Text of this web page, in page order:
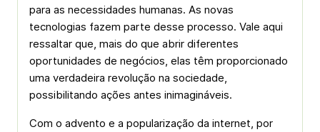
para as necessidades humanas. As novas
tecnologias fazem parte desse processo. Vale aqui
ressaltar que, mais do que abrir diferentes
oportunidades de negócios, elas têm proporcionado
uma verdadeira revolução na sociedade,
possibilitando ações antes inimagináveis.
Com o advento e a popularização da internet, por